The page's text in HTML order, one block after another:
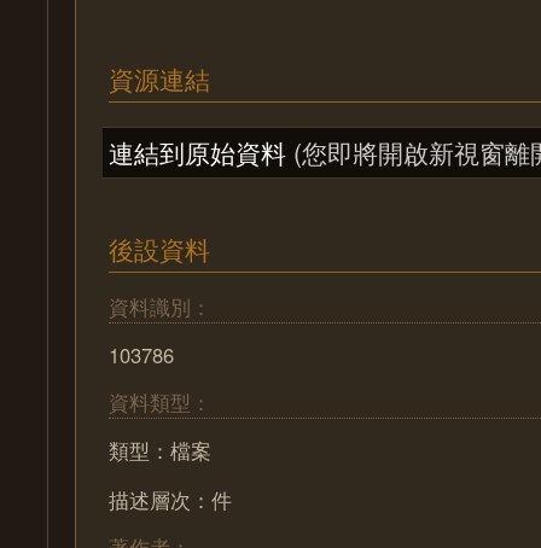
資源連結
連結到原始資料 (您即將開啟新視窗離
後設資料
資料識別：
103786
資料類型：
類型：檔案
描述層次：件